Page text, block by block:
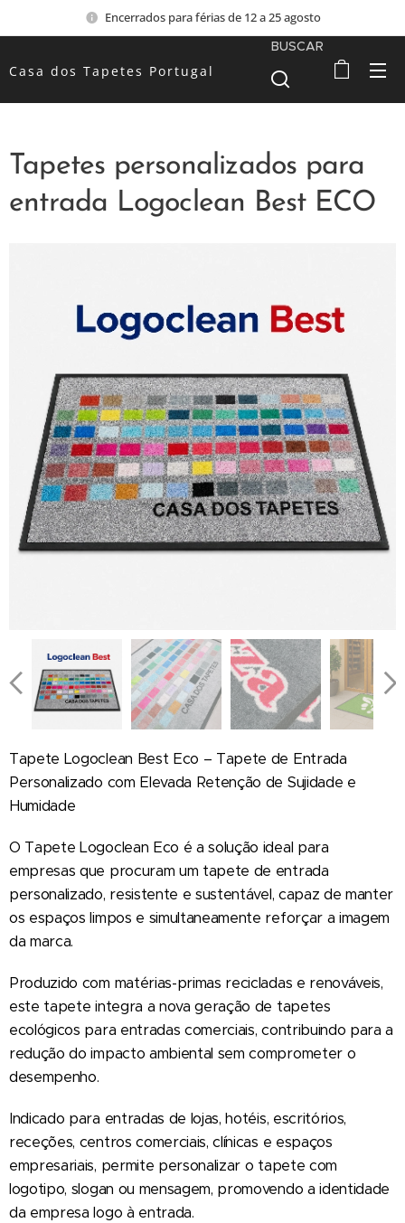
Encerrados para férias de 12 a 25 agosto
Casa dos Tapetes Portugal
BUSCAR
Tapetes personalizados para
entrada Logoclean Best ECO
Tapete Logoclean Best Eco – Tapete de Entrada
Personalizado com Elevada Retenção de Sujidade e
Humidade
O Tapete Logoclean Eco é a solução ideal para
empresas que procuram um tapete de entrada
personalizado, resistente e sustentável, capaz de manter
os espaços limpos e simultaneamente reforçar a imagem
da marca.
Produzido com matérias-primas recicladas e renováveis,
este tapete integra a nova geração de tapetes
ecológicos para entradas comerciais, contribuindo para a
redução do impacto ambiental sem comprometer o
desempenho.
Indicado para entradas de lojas, hotéis, escritórios,
receções, centros comerciais, clínicas e espaços
empresariais, permite personalizar o tapete com
logotipo, slogan ou mensagem, promovendo a identidade
da empresa logo à entrada.